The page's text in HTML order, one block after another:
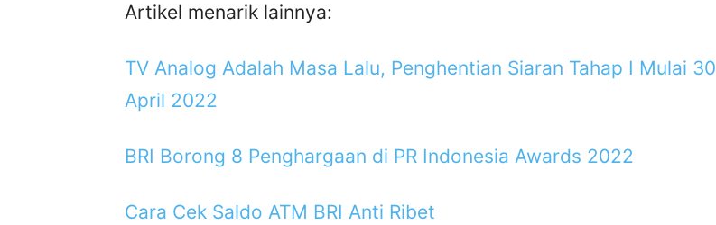
Artikel menarik lainnya:
TV Analog Adalah Masa Lalu, Penghentian Siaran Tahap I Mulai 30
April 2022
BRI Borong 8 Penghargaan di PR Indonesia Awards 2022
Cara Cek Saldo ATM BRI Anti Ribet